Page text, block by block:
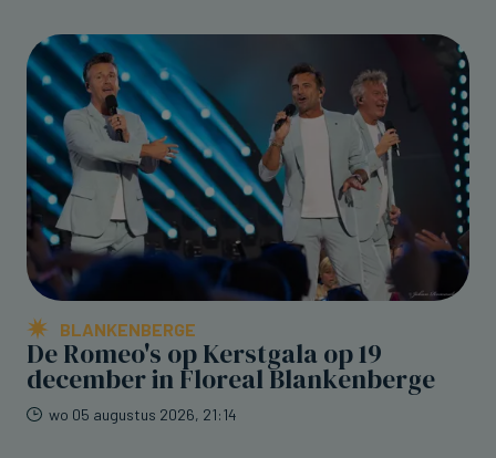
BLANKENBERGE
De Romeo's op Kerstgala op 19
december in Floreal Blankenberge
wo 05 augustus 2026, 21:14